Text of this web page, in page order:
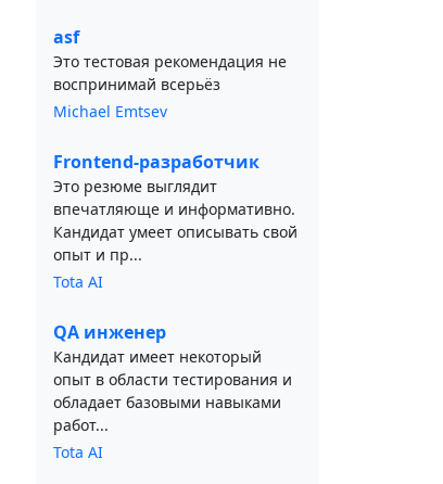
asf
Это тестовая рекомендация не
воспринимай всерьёз
Michael Emtsev
Frontend-разработчик
Это резюме выглядит
впечатляюще и информативно.
Кандидат умеет описывать свой
опыт и пр...
Tota AI
QA инженер
Кандидат имеет некоторый
опыт в области тестирования и
обладает базовыми навыками
работ...
Tota AI